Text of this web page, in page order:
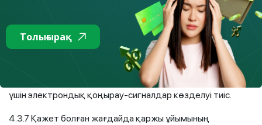
Көру қабілеті шектеулі адамдардың қозғалыс
жолдарында қозғалыс жолдарының рельефті тактильді
белгілері және естуі бойынша қозғалу үшін, кіру, шығу,
дәліз және басқа да объектілердің жылдам орналасуы
үшін электрондық қоңырау-сигналдар көзделуі тиіс.
4.3.7 Қажет болған жағдайда қаржы ұйымының
Толығырақ